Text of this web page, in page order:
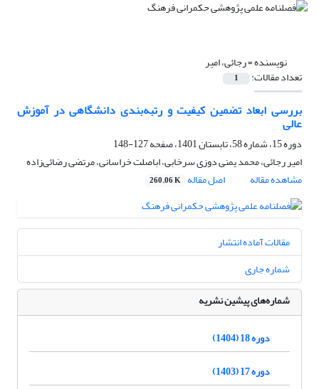
نویسنده =رجائی، امیر
تعداد مقالات: 1
بررسی ابعاد تضمین کیفیت و رتبه‌بندی دانشگاهی در آموزش
عالی
دوره 15، شماره 58، تابستان 1401، صفحه
127-148
امیر رجائی، محمد یمنی دوزی سرخابی، اباصلت خراسانی، مرتضی رضائی‌زاده
مشاهده مقاله
اصل مقاله 260.06 K
مقالات آماده انتشار
شماره جاری
شماره‌های پیشین نشریه
دوره 18 (1404)
دوره 17 (1403)